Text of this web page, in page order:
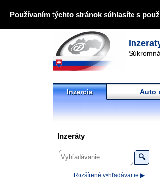
Používaním týchto stránok súhlasíte s
Inzercia Auto
Inzeráty
🔍
Rozšírené vyhľadávanie ▶